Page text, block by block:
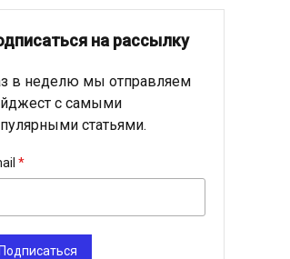
на рассылку
в неделю мы отправляем
с самыми
статьями.
Подписаться